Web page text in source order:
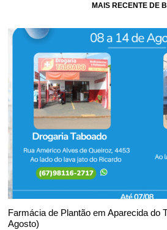
MAIS RECENTE DE
Farmácia de Plantão em Aparecida do
Agosto)